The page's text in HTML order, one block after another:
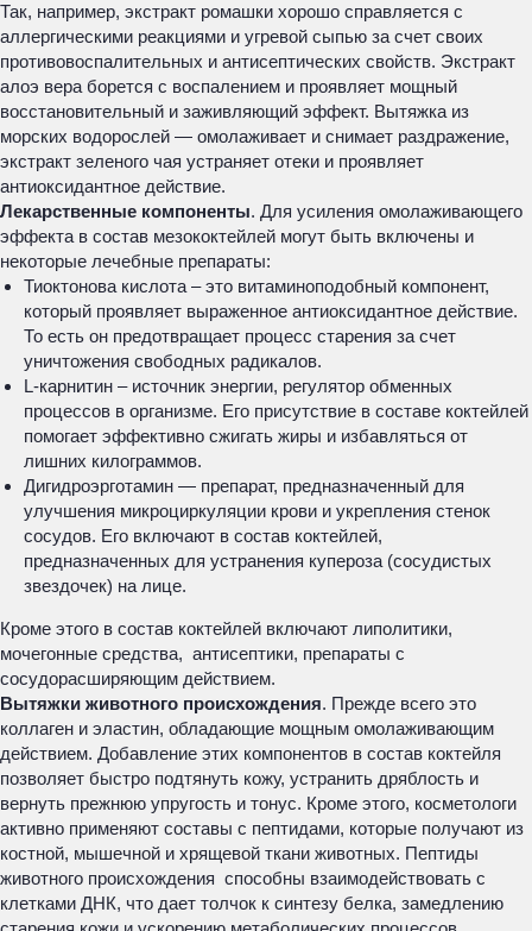
Так, например, экстракт ромашки хорошо справляется с
аллергическими реакциями и угревой сыпью за счет своих
противовоспалительных и антисептических свойств. Экстракт
алоэ вера борется с воспалением и проявляет мощный
восстановительный и заживляющий эффект. Вытяжка из
морских водорослей — омолаживает и снимает раздражение,
экстракт зеленого чая устраняет отеки и проявляет
антиоксидантное действие.
Лекарственные компоненты. Для усиления омолаживающего
эффекта в состав мезококтейлей могут быть включены и
некоторые лечебные препараты:
Тиоктонова кислота – это витаминоподобный компонент,
который проявляет выраженное антиоксидантное действие.
То есть он предотвращает процесс старения за счет
уничтожения свободных радикалов.
L-карнитин – источник энергии, регулятор обменных
процессов в организме. Его присутствие в составе коктейлей
помогает эффективно сжигать жиры и избавляться от
лишних килограммов.
Дигидроэрготамин — препарат, предназначенный для
улучшения микроциркуляции крови и укрепления стенок
сосудов. Его включают в состав коктейлей,
предназначенных для устранения купероза (сосудистых
звездочек) на лице.
Кроме этого в состав коктейлей включают липолитики,
мочегонные средства, антисептики, препараты с
сосудорасширяющим действием.
Вытяжки животного происхождения. Прежде всего это
коллаген и эластин, обладающие мощным омолаживающим
действием. Добавление этих компонентов в состав коктейля
позволяет быстро подтянуть кожу, устранить дряблость и
вернуть прежнюю упругость и тонус. Кроме этого, косметологи
активно применяют составы с пептидами, которые получают из
костной, мышечной и хрящевой ткани животных. Пептиды
животного происхождения способны взаимодействовать с
клетками ДНК, что дает толчок к синтезу белка, замедлению